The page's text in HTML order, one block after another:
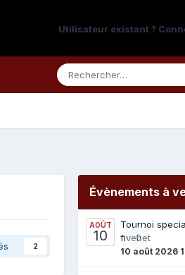
Utilisateur existant ?
2
Évènements à
AOÛT
10 0
Tournoi
fivebet
10 août 2026